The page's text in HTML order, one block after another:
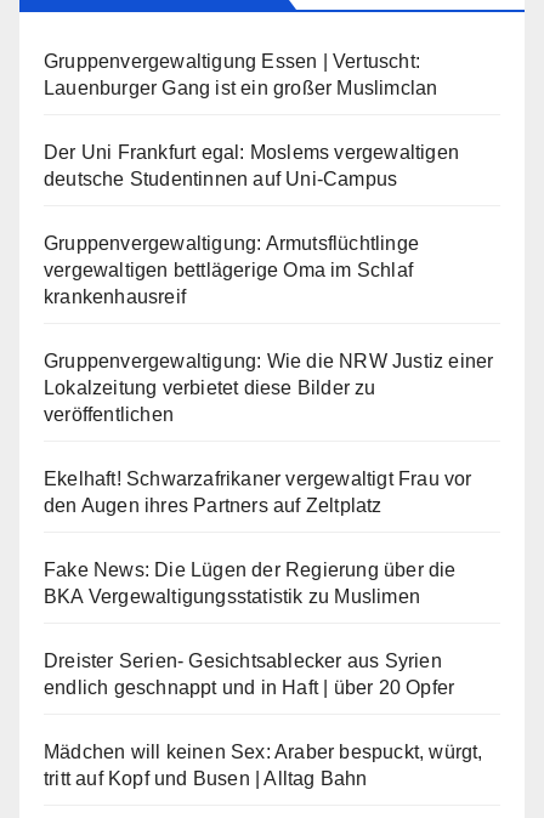
Gruppenvergewaltigung Essen | Vertuscht:
Lauenburger Gang ist ein großer Muslimclan
Der Uni Frankfurt egal: Moslems vergewaltigen
deutsche Studentinnen auf Uni-Campus
Gruppenvergewaltigung: Armutsflüchtlinge
vergewaltigen bettlägerige Oma im Schlaf
krankenhausreif
Gruppenvergewaltigung: Wie die NRW Justiz einer
Lokalzeitung verbietet diese Bilder zu
veröffentlichen
Ekelhaft! Schwarzafrikaner vergewaltigt Frau vor
den Augen ihres Partners auf Zeltplatz
Fake News: Die Lügen der Regierung über die
BKA Vergewaltigungsstatistik zu Muslimen
Dreister Serien- Gesichtsablecker aus Syrien
endlich geschnappt und in Haft | über 20 Opfer
Mädchen will keinen Sex: Araber bespuckt, würgt,
tritt auf Kopf und Busen | Alltag Bahn